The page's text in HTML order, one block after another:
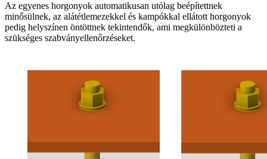
Az egyenes horgonyok automatikusan utólag beépítettnek
minősülnek, az alátétlemezekkel és kampókkal ellátott horgonyok
pedig helyszínen öntöttnek tekintendők, ami megkülönbözteti a
szükséges szabványellenőrzéseket.